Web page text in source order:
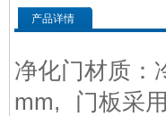
产品详情
净化门材质：
mm, 门板采